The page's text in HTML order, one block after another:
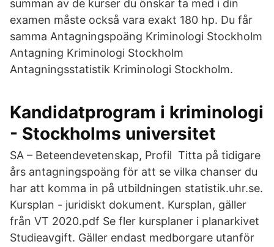
summan av de kurser du önskar ta med i din
examen måste också vara exakt 180 hp. Du får
samma Antagningspoäng Kriminologi Stockholm
Antagning Kriminologi Stockholm
Antagningsstatistik Kriminologi Stockholm.
Kandidatprogram i kriminologi
- Stockholms universitet
SA – Beteendevetenskap, Profil Titta på tidigare
års antagningspoäng för att se vilka chanser du
har att komma in på utbildningen statistik.uhr.se.
Kursplan - juridiskt dokument. Kursplan, gäller
från VT 2020.pdf Se fler kursplaner i planarkivet
Studieavgift. Gäller endast medborgare utanför